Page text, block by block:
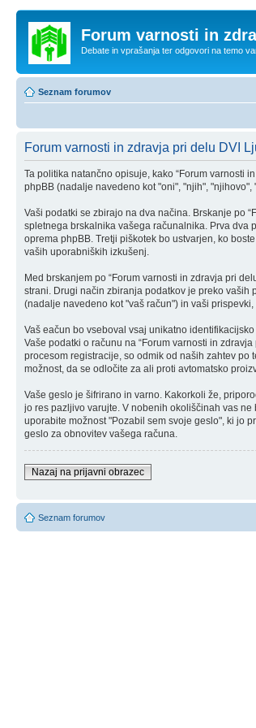
Forum varnosti in
Debate in vprašanja ter odgovori na temo
Seznam forumov
Forum varnosti in zdravja pri delu DVI
Ta politika natančno opisuje, kako “Forum varnosti
phpBB (nadalje navedeno kot "oni", "njih", "njihovo",
Vaši podatki se zbirajo na dva načina. Brskanje po
spletnega brskalnika vašega računalnika. Prva dva
oprema phpBB. Tretji piškotek bo ustvarjen, ko
vaših uporabniških izkušenj.
Med brskanjem po “Forum varnosti in zdravja pri
strani. Drugi način zbiranja podatkov je preko vaših
(nadalje navedeno kot "vaš račun") in vaši
Vaš eačun bo vseboval vsaj unikatno
Vaše podatki o računu na “Forum varnosti in
procesom registracije, so odmik od naših zahtev
možnost, da se odločite za ali proti avtomatsko
Vaše geslo je šifrirano in varno. Kakorkoli že,
jo res pazljivo varujte. V nobenih okoliščinah vas
uporabite možnost "Pozabil sem svoje geslo", ki jo
geslo za obnovitev vašega računa.
Nazaj na prijavni obrazec
Seznam forumov